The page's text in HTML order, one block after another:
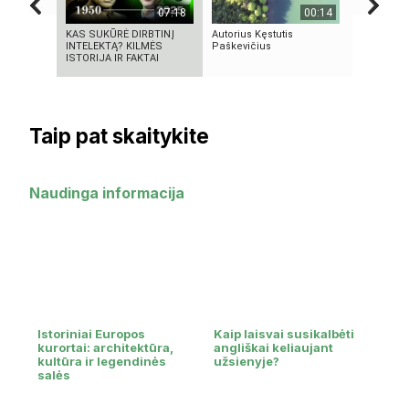
07:18
KAS SUKŪRĖ DIRBTINĮ
INTELEKTĄ? KILMĖS
ISTORIJA IR FAKTAI
00:14
Autorius Kęstutis
Paškevičius
Taip pat skaitykite
Naudinga informacija
Istoriniai Europos
kurortai: architektūra,
kultūra ir legendinės
salės
Kaip laisvai susikalbėti
angliškai keliaujant
užsienyje?